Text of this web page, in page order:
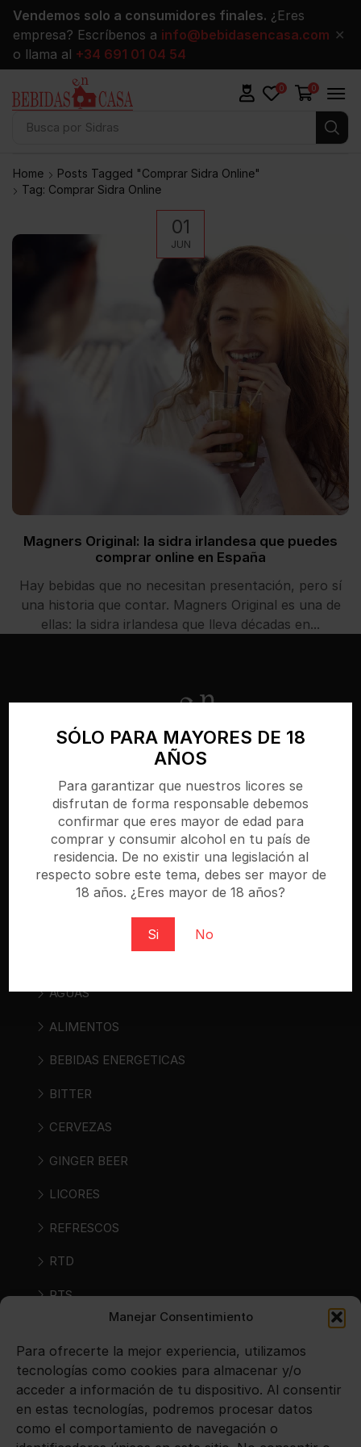
Manejar Consentimiento
Para ofrecerte la mejor experiencia, utilizamos
tecnologías como cookies para almacenar y/o
acceder a información de tu dispositivo. Al consentir
en estas tecnologías, podremos procesar datos
como el comportamiento de navegación o
SÓLO PARA MAYORES DE 18
AÑOS
Para garantizar que nuestros licores se
disfrutan de forma responsable debemos
confirmar que eres mayor de edad para
comprar y consumir alcohol en tu país de
residencia. De no existir una legislación al
respecto sobre este tema, debes ser mayor de
18 años. ¿Eres mayor de 18 años?
Si No
Vendemos solo a consumidores finales. ¿Eres
empresa? Escríbenos a info@bebidasencasa.com
o llama al +34 691 01 04 54
✕
Busca por Sidras
0 0
Home
Posts Tagged "comprar Sidra Online"
Tag: Comprar Sidra Online
01
JUN
Magners Original: la sidra irlandesa que puedes
comprar online en España
Hay bebidas que no necesitan presentación, pero sí
una historia que contar. Magners Original es una de
ellas: la sidra irlandesa que lleva décadas en...
Bebidasencasa.com es una tienda online
especializada donde puedes comprar cerveza,
vino, sidra, bebidas espirituosas y bebidas «ready
to drink». Regístrate y compra al mejor precio.
AGUAS
ALIMENTOS
BEBIDAS ENERGETICAS
BITTER
CERVEZAS
GINGER BEER
LICORES
REFRESCOS
RTD
RTS
VINOS
Avisos legales